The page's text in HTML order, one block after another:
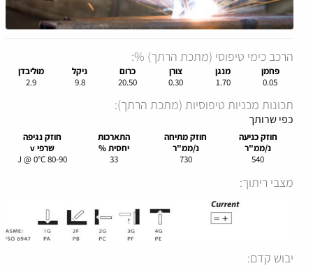
הרכב כימי טיפוסי (מתכת הרתך) %:
פחמן מנגן צורן כרום ניקל
מוליבדן
0.05
1.70
0.30
20.50
9.8
2.9
תכונות מכניות טיפוסיות (מתכת הרתך):
כפי שרותך
חוזקכניעה
נ/ממ"ר
חוזקמתיחה
נ/ממ"ר
התארכות
יחסית %
חוזק נגיפה
שרפיv
540
730
33
80-90 J @ 0°C
מצבי ריתוך:
יבוש קדם: